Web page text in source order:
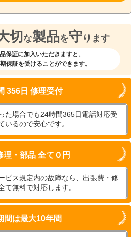
切 な製品を守 ります
保証に加入いただきますと、
保証を受けることができます。
356日 修理受付
た場合でも24時間365日電話対応受
いるので安心です。
理・部品 全て０円
ビス規定内の故障なら、出張費・修
て無料で対応します。
間は最大10年間